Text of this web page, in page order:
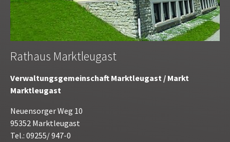
Rathaus Marktleugast
Verwaltungsgemeinschaft Marktleugast / Markt
Marktleugast
Neuensorger Weg 10
95352 Marktleugast
Tel.: 09255/ 947-0